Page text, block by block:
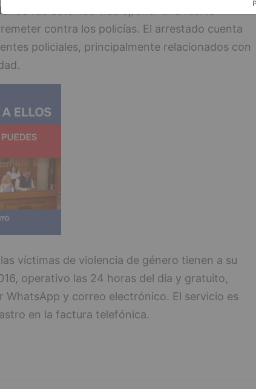
fue detenido tras oponer una fuerte
contra los policías. El arrestado cuenta
policiales, principalmente relacionados con
víctimas de violencia de género tienen a su
operativo las 24 horas del día y gratuito,
WhatsApp y correo electrónico. El servicio es
en la factura telefónica.